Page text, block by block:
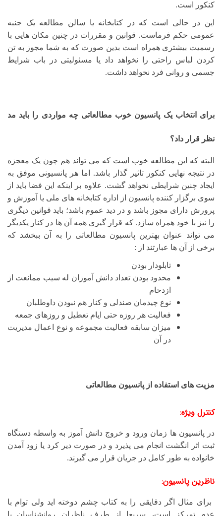
کنکور است.
این در حالی است که در کتابخانه یا سالن مطالعه یک جنبه
عمومی حکم فرماست. قوانین و مقررات در چنین مکان هایی با
رسمیت بیشتری همراه است بدین صورت که به شما مجوز به تن
کردن لباس راحتی را نخواهد داد یا مسئولیتی در باب شرایط
جسمی و روانی فرد نخواهد داشت.
برای انتخاب یک پانسیون خوب مطالعاتی چه مواردی را باید مد
نظر قرار داد؟
البته که این مطالعه خوب است که می تواند هم چون یک معجزه
در نتیجه نهایی کنکور تاثیر گذار باشد. اما هر پانسیونی موفق به
ایجاد چنین شرایطی نخواهد گشت. علاوه بر اینکه این فضا باید از
سوی برگزار کننده پانسیون از اداره کتابخانه های ملی یا آموزش و
پرورش دارای مجوز باشد و در دید عموم باشد؛ باید قوانین دیگری
را نیز با خود همراه سازد. که قرار گیری همه آن ها در کنار یکدیگر
می تواند عنوان بهترین پانسیون مطالعاتی را به آن ببخشد که
برخی از آن ها عبارتند از :
تابلودار بودن
محدود بودن تعداد دانش آموزان له سیب ممانعت از
ازدحام
نوع چیدمان صندلی و کنار هم نبودن داوطلبان
فعالیت هر روزه حتی ایام تعطیل و روزهای جمعه
میزان سابقه فعالیت مجموعه و نوع اعمال مدیریت
در آن
مزیت های استفاده از پانسیون مطالعاتی
کنترل ویژه:
در پانسیون ها زمان ورود و خروج دانش آموز به واسطه دستگاه
ثبت اثر انگشت انجام می پذیرد و در صورت دیر کرد یا زود آمدن
خانواده به طور کامل در جریان قرار می گیرند.
ناظرین پانسیون:
برای مثال اگر دقایقی را به کتاب چشم دوخته اید ولی توام با